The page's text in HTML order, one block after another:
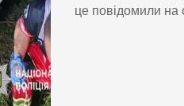
це повідомили на